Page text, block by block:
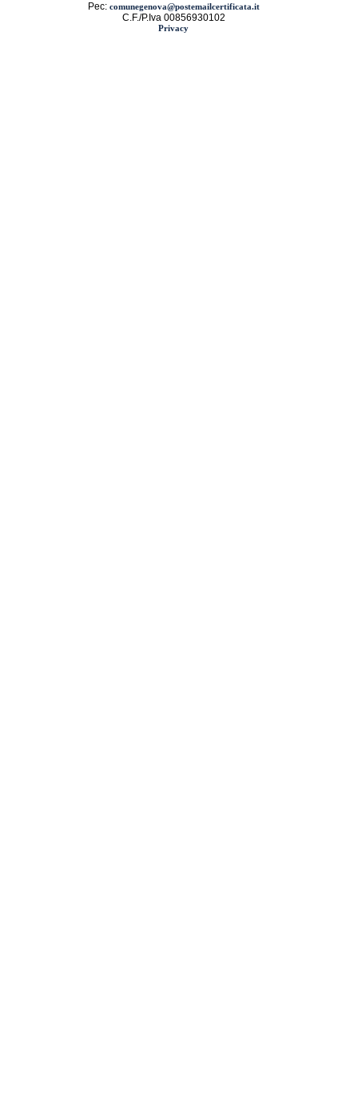
Pec: comunegenova@postemailcertificata.it
C.F./P.Iva 00856930102
Privacy